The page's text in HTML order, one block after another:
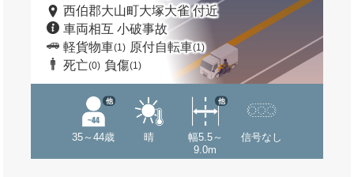
西伯郡大山町大塚大雀 付近
車両相互 小破事故
軽貨物車(1) 原付自転車(1)
死亡(0) 負傷(1)
35～44歳
他
晴
幅5.5～
9.0m
他
信号なし